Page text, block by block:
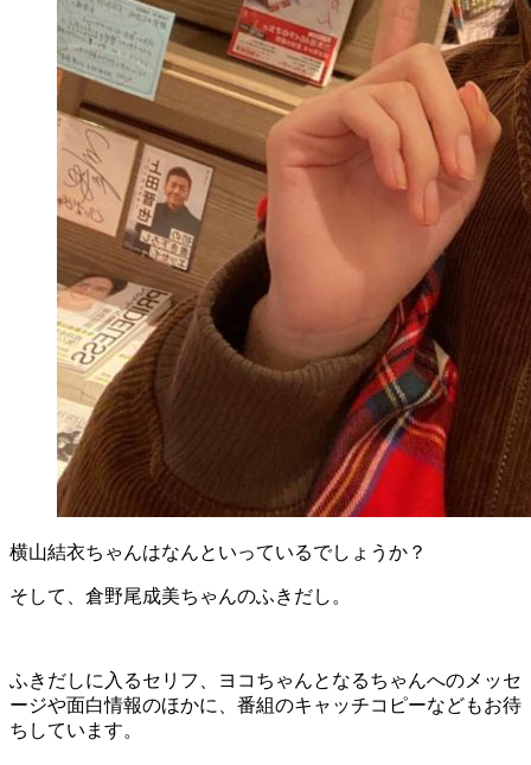
横山結衣ちゃんはなんといっているでしょうか？
そして、倉野尾成美ちゃんのふきだし。
ふきだしに入るセリフ、ヨコちゃんとなるちゃんへのメッセ
ージや面白情報のほかに、番組のキャッチコピーなどもお待
ちしています。